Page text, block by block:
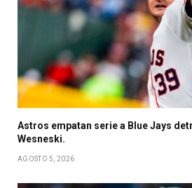
Astros empatan serie a Blue Jays
Wesneski.
AGOSTO 5, 2026